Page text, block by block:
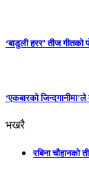
‘बाडुली हरर’ तीज
‘एकबारको
भखरै
रबिना चौहानको